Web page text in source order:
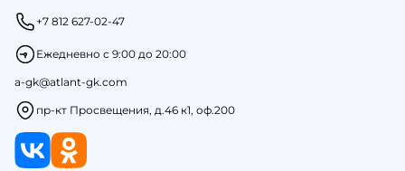
+7 812 627-02-47
Ежедневно с 9:00 до 20:00
a-gk@atlant-gk.com
пр-кт Просвещения, д.46 к1, оф.200